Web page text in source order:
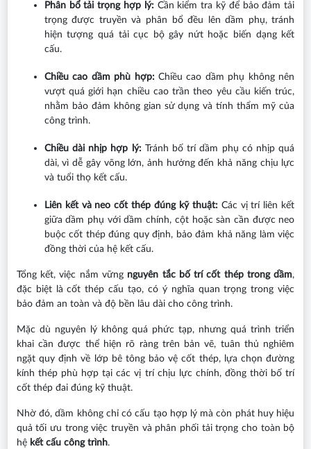
Phân bổ tải trọng hợp lý:Cần kiểm tra kỹ để bảo đảm tải
trọng được truyền và phân bổ đều lên dầm phụ, tránh
hiện tượng quá tải cục bộ gây nứt hoặc biến dạng kết
cấu.
Chiều cao dầm phù hợp:Chiều cao dầm phụ không nên
vượt quá giới hạn chiều cao trần theo yêu cầu kiến trúc,
nhằm bảo đảm không gian sử dụng và tính thẩm mỹ của
công trình.
Chiều dài nhịp hợp lý:Tránh bố trí dầm phụ có nhịp quá
dài, vì dễ gây võng lớn, ảnh hưởng đến khả năng chịu lực
và tuổi thọ kết cấu.
Liên kết và neo cốt thép đúng kỹ thuật:Các vị trí liên kết
giữa dầm phụ với dầm chính, cột hoặc sàn cần được neo
buộc cốt thép đúng quy định, bảo đảm khả năng làm việc
đồng thời của hệ kết cấu.
Tổng kết, việc nắm vữngnguyên tắc bố trí cốt thép trong dầm,
đặc biệt là cốt thép cấu tạo, có ý nghĩa quan trọng trong việc
bảo đảm an toàn và độ bền lâu dài cho công trình.
Mặc dù nguyên lý không quá phức tạp, nhưng quá trình triển
khai cần được thể hiện rõ ràng trên bản vẽ, tuân thủ nghiêm
ngặt quy định về lớp bê tông bảo vệ cốt thép, lựa chọn đường
kính thép phù hợp tại các vị trí chịu lực chính, đồng thời bố trí
cốt thép đai đúng kỹ thuật.
Nhờ đó, dầm không chỉ có cấu tạo hợp lý mà còn phát huy hiệu
quả tối ưu trong việc truyền và phân phối tải trọng cho toàn bộ
hệ kết cấu công trình.